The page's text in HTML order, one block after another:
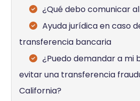
¿Qué debo comunicar
Ayuda jurídica en caso
transferencia bancaria
¿Puedo demandar a mi
evitar una transferencia
California?